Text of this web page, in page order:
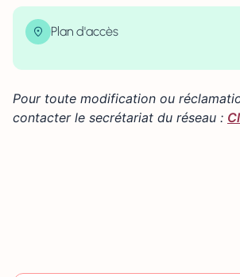
Plan d'accès
−
Pour toute modification ou
contacter le secrétariat du réseau :